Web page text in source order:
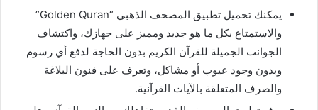
يمكنك تحميل تطبيق المصحف الذهبي “Golden Quran”
والاستمتاع بكل ما هو جديد ومميز على جهازك، واكتشاف
الجوانب الجميلة للقرآن الكريم بدون الحاجة لدفع أي رسوم
وبدون وجود عيوب أو مشاكل، وتعرف على فنون البلاغة
والصرف المتعلقة بالآيات القرآنية.